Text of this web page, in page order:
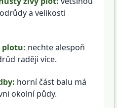
a velikosti
plotu: nechte alespoň
raději více.
horní část balu má
okolní půdy.